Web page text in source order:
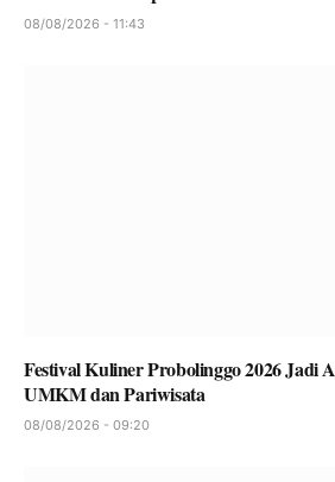
08/08/2026 - 11:43
Festival Kuliner Probolinggo 2026 Jadi
UMKM dan Pariwisata
08/08/2026 - 09:20